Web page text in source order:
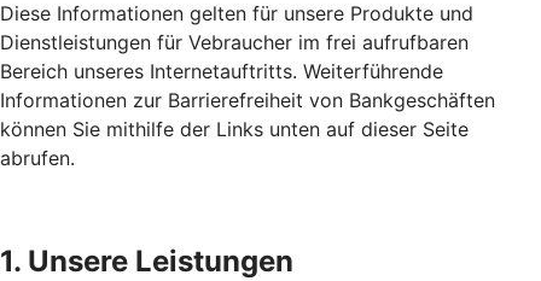
Diese Informationen gelten für unsere Produkte und
Dienstleistungen für Vebraucher im frei aufrufbaren
Bereich unseres Internetauftritts. Weiterführende
Informationen zur Barrierefreiheit von Bankgeschäften
können Sie mithilfe der Links unten auf dieser Seite
abrufen.
1. Unsere Leistungen